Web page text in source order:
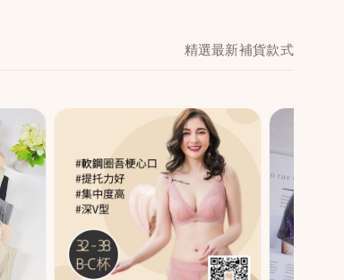
精選最新補貨款式